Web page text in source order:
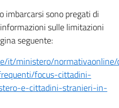
imbarcarsi sono pregati di
sulle limitazioni
seguente:
it/ministero/
focus-cittadini-
e-cittadini-stranieri-in-